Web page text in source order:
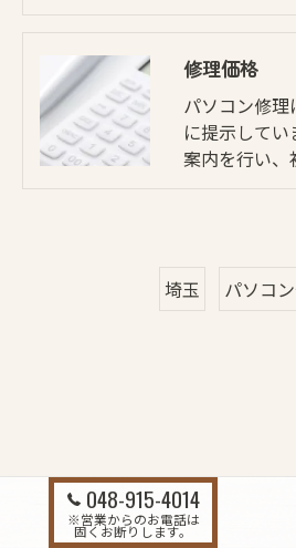
修理価格
パソコン修
に提示して
案内を行い、
埼玉 パソコ
048-915-4014
※営業からのお電話は
固くお断りします。